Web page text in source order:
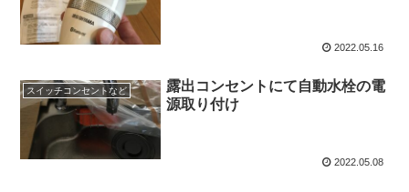
2022.05.16
スイッチコンセントなど
露出コンセントにて自動水栓の電
源取り付け
2022.05.08